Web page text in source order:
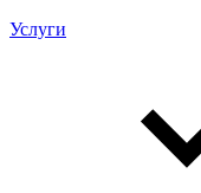
Услуги